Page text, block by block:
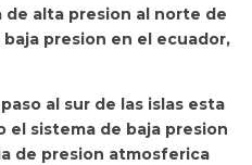
de alta presion al norte de
presion en el ecuador,
al sur de las islas esta
el sistema de baja presion
de presion atmosferica